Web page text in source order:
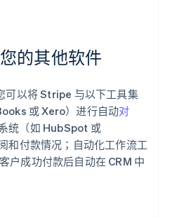
的其他软件
可以将 Stripe 与以下工具集
或 Xero）进行自动对
统（如 HubSpot 或
和付款情况；自动化工作流工
户成功付款后自动在 CRM 中